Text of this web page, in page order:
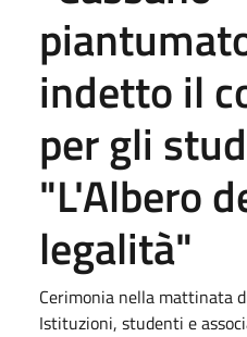
indetto il
per gli
"L'Albero
legalità"
Cerimonia nella mattinata
Istituzioni, studenti e